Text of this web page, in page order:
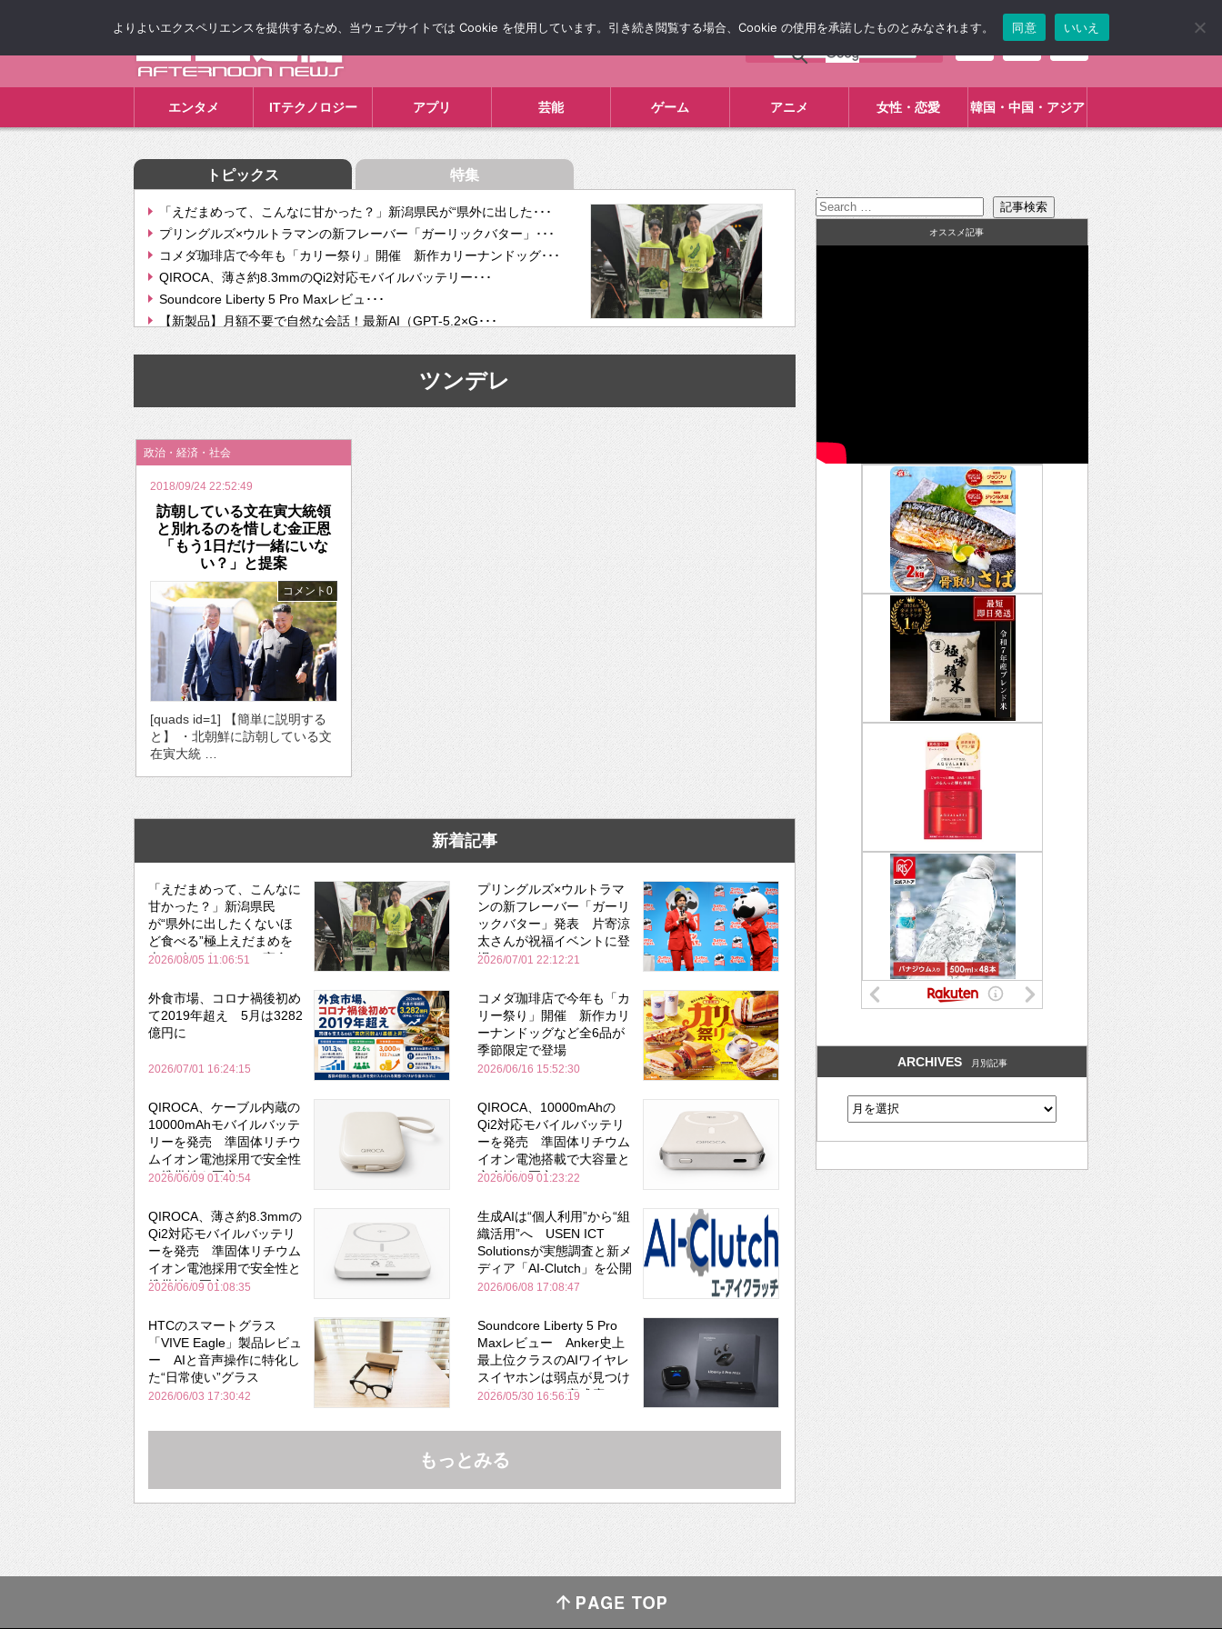
エンタメ ITテクノロジー アプリ 芸能 ゲーム アニメ 女性・恋愛 韓国・中国・アジア
トピックス 特集
「えだまめって、こんなに甘かった？」新潟県民が“県外に出した･･･
プリングルズ×ウルトラマンの新フレーバー「ガーリックバター」･･･
コメダ珈琲店で今年も「カリー祭り」開催 新作カリーナンドッグ･･･
QIROCA、薄さ約8.3mmのQi2対応モバイルバッテリー･･･
Soundcore Liberty 5 Pro Maxレビュ･･･
【新製品】月額不要で自然な会話！最新AI（GPT-5.2×G･･･
【次世代の没入感と生産性】VITURE Luma Ultra･･･
挫折率8割の壁をAIで突破。ジャストシステム、”自分が今話し･･･
2026年のバレンタインは「自分で作って、想いを渡す」 TE･･･
ツンデレ
政治・経済・社会
2018/09/24 22:52:49
訪朝している文在寅大統領
と別れるのを惜しむ金正恩
「もう1日だけ一緒にいな
い？」と提案
コメント0
[quads id=1] 【簡単に説明する
と】 ・北朝鮮に訪朝している文
在寅大統 …
新着記事
「えだまめって、こんなに
甘かった？」新潟県民
が“県外に出したくないほ
ど食べる”極上えだまめを
森のビアガーデンで実食
2026/08/05 11:06:51
プリングルズ×ウルトラマ
ンの新フレーバー「ガーリ
ックバター」発表 片寄涼
太さんが祝福イベントに登
場
2026/07/01 22:12:21
外食市場、コロナ禍後初め
て2019年超え 5月は3282
億円に
2026/07/01 16:24:15
コメダ珈琲店で今年も「カ
リー祭り」開催 新作カリ
ーナンドッグなど全6品が
季節限定で登場
2026/06/16 15:52:30
QIROCA、ケーブル内蔵の
10000mAhモバイルバッテ
リーを発売 準固体リチウ
ムイオン電池採用で安全性
と携帯性を両立
2026/06/09 01:40:54
QIROCA、10000mAhの
Qi2対応モバイルバッテリ
ーを発売 準固体リチウム
イオン電池搭載で大容量と
安全性を両立
2026/06/09 01:23:22
QIROCA、薄さ約8.3mmの
Qi2対応モバイルバッテリ
ーを発売 準固体リチウム
イオン電池採用で安全性と
携帯性を両立
2026/06/09 01:08:35
生成AIは“個人利用”から“組
織活用”へ USEN ICT
Solutionsが実態調査と新メ
ディア「AI-Clutch」を公開
2026/06/08 17:08:47
HTCのスマートグラス
「VIVE Eagle」製品レビュ
ー AIと音声操作に特化し
た“日常使い”グラス
2026/06/03 17:30:42
Soundcore Liberty 5 Pro
Maxレビュー Anker史上
最上位クラスのAIワイヤレ
スイヤホンは弱点が見つけ
づらいくらいの完成度にび
Bose並み
2026/05/30 16:56:19
もっとみる
:
オススメ記事
ARCHIVES 月別記事
よりよいエクスペリエンスを提供するため、当ウェブサイトでは Cookie を使用しています。引き続き閲覧する場合、Cookie の使用を承諾したものとみなされます。 同意 いいえ